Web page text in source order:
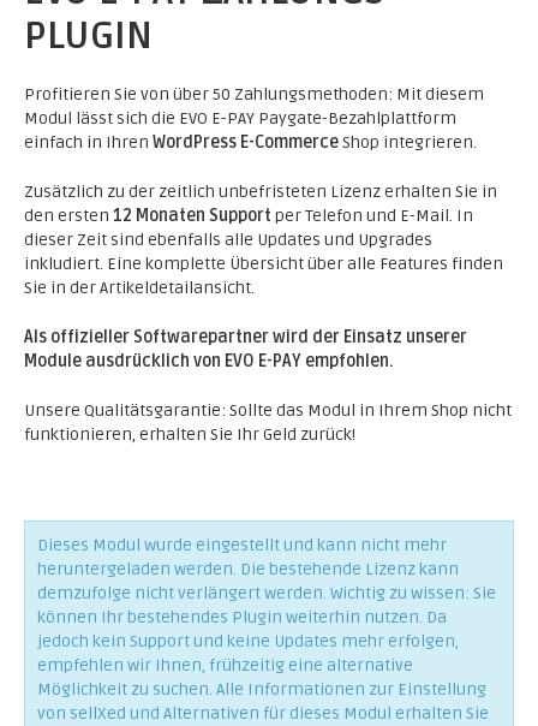
PLUGIN
Profitieren Sie von über 50 Zahlungsmethoden: Mit diesem
Modul lässt sich die EVO E-PAY Paygate-Bezahlplattform
einfach in Ihren WordPress E-CommerceShop integrieren.
Zusätzlich zu der zeitlich unbefristeten Lizenz erhalten Sie in
den ersten 12 Monaten Support per Telefon und E-Mail. In
dieser Zeit sind ebenfalls alle Updates und Upgrades
inkludiert. Eine komplette Übersicht über alle Features finden
Sie in der Artikeldetailansicht.
Als offizieller Softwarepartner wird der Einsatz unserer
Module ausdrücklich von EVO E-PAY empfohlen.
Unsere Qualitätsgarantie: Sollte das Modul in Ihrem Shop nicht
funktionieren, erhalten Sie Ihr Geld zurück!
Dieses Modul wurde eingestellt und kann nicht mehr
heruntergeladen werden. Die bestehende Lizenz kann
demzufolge nicht verlängert werden. Wichtig zu wissen: Sie
können Ihr bestehendes Plugin weiterhin nutzen. Da
jedoch kein Support und keine Updates mehr erfolgen,
empfehlen wir Ihnen, frühzeitig eine alternative
Möglichkeit zu suchen. Alle Informationen zur Einstellung
von sellXed und Alternativen für dieses Modul erhalten Sie